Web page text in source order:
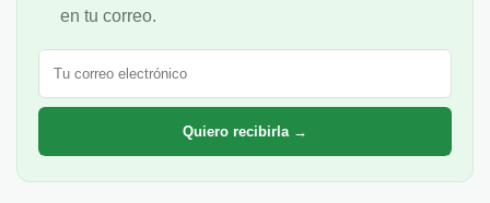
en tu correo.
Correo electrónico
Quiero recibirla →